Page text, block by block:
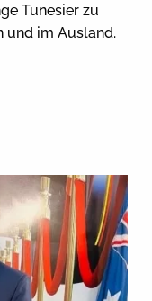
Tunesier zu
und im Ausland.